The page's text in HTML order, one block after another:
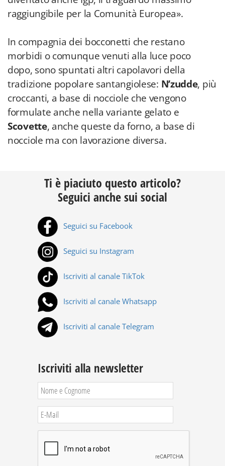
raggiungibile per la Comunità Europea».
In compagnia dei bocconetti che restano
morbidi o comunque venuti alla luce poco
dopo, sono spuntati altri capolavori della
tradizione popolare santangiolese: N’zudde, più
croccanti, a base di nocciole che vengono
formulate anche nella variante gelato e
Scovette, anche queste da forno, a base di
nocciole ma con lavorazione diversa.
Ti è piaciuto questo articolo?
Seguici anche sui social
Seguici su Facebook
Seguici su Instagram
Iscriviti al canale TikTok
Iscriviti al canale Whatsapp
Iscriviti al canale Telegram
Iscriviti alla newsletter